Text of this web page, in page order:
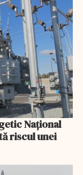
Național
riscul unei